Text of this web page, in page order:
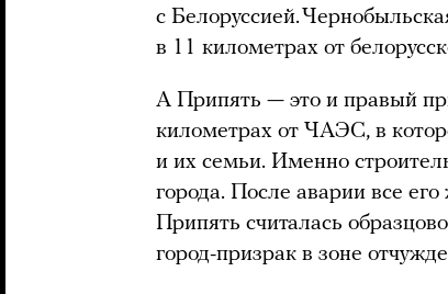
с Белоруссией.
в 11 километрах от
А Припять — это и правый
километрах от ЧАЭС, в
и их семьи. Именно
города. После аварии все
Припять считалась
город-призрак в зоне